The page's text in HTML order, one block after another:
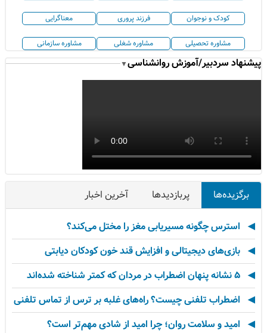
کودک و نوجوان فرزند پروری معناگرایی
مشاوره تحصیلی مشاوره شغلی مشاوره سازمانی
پیشنهاد سردبیر/آموزش روانشناسی▼
برگزیده‌ها پربازدیدها آخرین اخبار
استرس چگونه مسیریابی مغز را مختل می‌کند؟
بازی‌های دیجیتالی و افزایش قند خون کودکان دیابتی
۵ نشانه پنهان اضطراب در مردان که کمتر شناخته شده‌اند
اضطراب تلفنی چیست؟ راه‌های غلبه بر ترس از تماس تلفنی
امید و سلامت روان؛ چرا امید از شادی مهم‌تر است؟